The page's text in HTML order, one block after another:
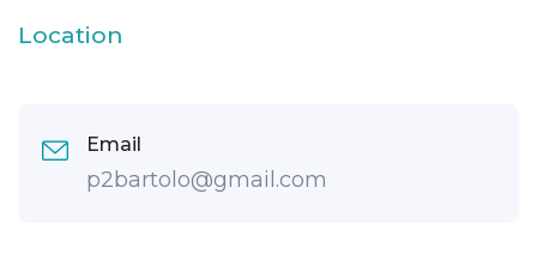
Location
Email
p2bartolo@gmail.com